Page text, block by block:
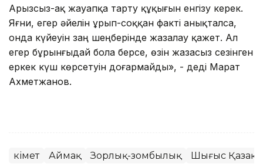
Арызсыз-ақ жауапқа тарту құқығын енгізу керек.
Яғни, егер әйелін ұрып-соққан факті анықталса,
онда күйеуін заң шеңберінде жазалау қажет. Ал
егер бұрынғыдай бола берсе, өзін жазасыз сезінген
еркек күш көрсетуін доғармайды», - деді Марат
Ахметжанов.
Үкімет Аймақ Зорлық-зомбылық Шығыс